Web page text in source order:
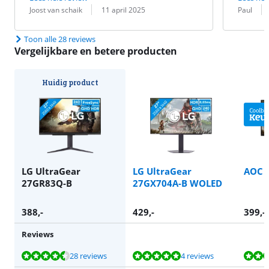
Beoordeling door:
Joost van schaik
Datum: 11 april 2025 Paul
Datum:
Toon alle 28 reviews
Vergelijkbare en betere producten
Huidig product
LG UltraGear
27GR83Q-B
LG UltraGear
27GX704A-B WOLED
AOC
388,- 429,- 399,-
Reviews
Beoordeling is 9,0 van de 10, gebaseerd op 28 reviews.
28 reviews
Beoordeling is 9,9 van de 10, gebaseerd op 4 reviews.4 reviews
Beoordeling is 9,2 van de 10, gebaseerd op 18 reviews.
Beoordeling is 9,3 van de 10, gebaseerd op 49 reviews.
Beoordeling is 9,5 van de 10, gebaseerd op 29 reviews.